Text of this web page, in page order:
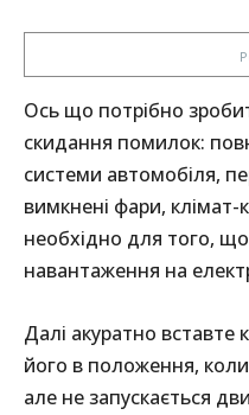
Ось що потрібно
скидання помилок:
системи автомобіля,
вимкнені фари, клімат-
необхідно для того,
навантаження на
Далі акуратно вставте
його в положення,
але не запускається